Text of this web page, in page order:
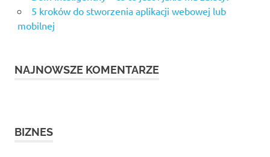
5 kroków do stworzenia aplikacji webowej lub
mobilnej
NAJNOWSZE KOMENTARZE
BIZNES